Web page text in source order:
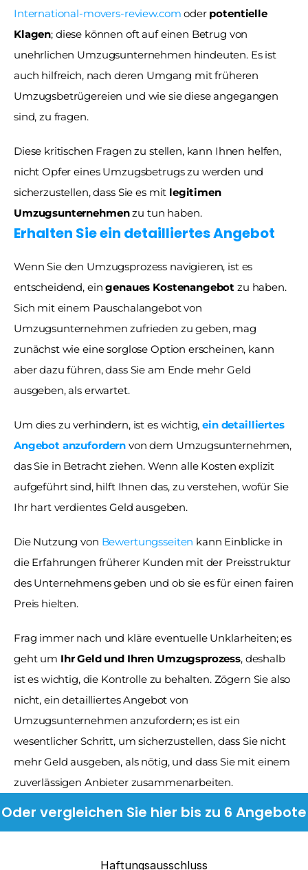
International-movers-review.com oder potentielle
Klagen; diese können oft auf einen Betrug von
unehrlichen Umzugsunternehmen hindeuten. Es ist
auch hilfreich, nach deren Umgang mit früheren
Umzugsbetrügereien und wie sie diese angegangen
sind, zu fragen.
Diese kritischen Fragen zu stellen, kann Ihnen helfen,
nicht Opfer eines Umzugsbetrugs zu werden und
sicherzustellen, dass Sie es mit legitimen
Umzugsunternehmen zu tun haben.
Erhalten Sie ein detailliertes Angebot
Wenn Sie den Umzugsprozess navigieren, ist es
entscheidend, ein genaues Kostenangebot zu haben.
Sich mit einem Pauschalangebot von
Umzugsunternehmen zufrieden zu geben, mag
zunächst wie eine sorglose Option erscheinen, kann
aber dazu führen, dass Sie am Ende mehr Geld
ausgeben, als erwartet.
Um dies zu verhindern, ist es wichtig, ein detailliertes
Angebot anzufordern von dem Umzugsunternehmen,
das Sie in Betracht ziehen. Wenn alle Kosten explizit
aufgeführt sind, hilft Ihnen das, zu verstehen, wofür Sie
Ihr hart verdientes Geld ausgeben.
Die Nutzung von Bewertungsseiten kann Einblicke in
die Erfahrungen früherer Kunden mit der Preisstruktur
des Unternehmens geben und ob sie es für einen fairen
Preis hielten.
Frag immer nach und kläre eventuelle Unklarheiten; es
geht um Ihr Geld und Ihren Umzugsprozess, deshalb
ist es wichtig, die Kontrolle zu behalten. Zögern Sie also
nicht, ein detailliertes Angebot von
Umzugsunternehmen anzufordern; es ist ein
wesentlicher Schritt, um sicherzustellen, dass Sie nicht
mehr Geld ausgeben, als nötig, und dass Sie mit einem
zuverlässigen Anbieter zusammenarbeiten.
Oder vergleichen Sie hier bis zu 6 Angebote
Haftungsausschluss